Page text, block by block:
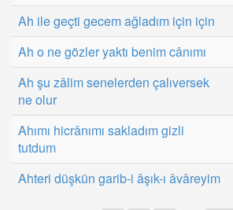
Ah ile geçti gecem ağladım için için
Ah o ne gözler yaktı benim cânımı
Ah şu zâlim senelerden çalıversek
ne olur
Ahımı hicrânımı sakladım gizli
tutdum
Ahteri düşkün garib-i âşık-ı âvâreyim